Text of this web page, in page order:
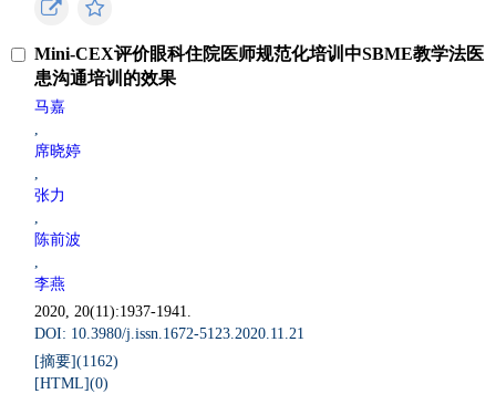
Mini-CEX评价眼科住院医师规范化培训中SBME教学法医
患沟通培训的效果
马嘉
,
席晓婷
,
张力
,
陈前波
,
李燕
2020, 20(11):1937-1941.
DOI: 10.3980/j.issn.1672-5123.2020.11.21
[摘要](1162)
[HTML](0)